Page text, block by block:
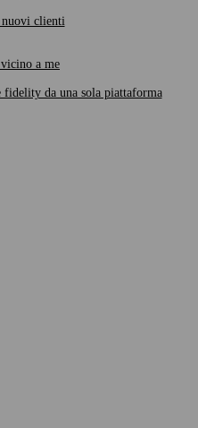
nuovi clienti
a me
fidelity da una sola piattaforma